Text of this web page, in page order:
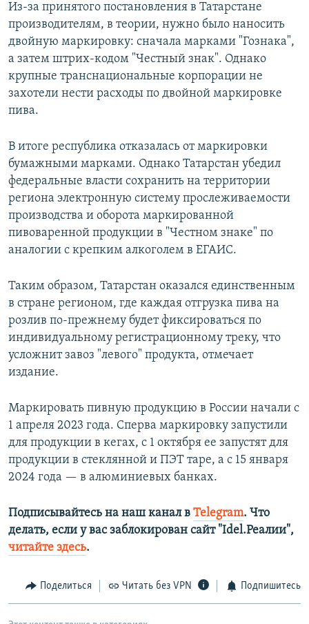
Из-за принятого постановления в Татарстане
производителям, в теории, нужно было наносить
двойную маркировку: сначала марками "Гознака",
а затем штрих-кодом "Честный знак". Однако
крупные транснациональные корпорации не
захотели нести расходы по двойной маркировке
пива.
В итоге республика отказалась от маркировки
бумажными марками. Однако Татарстан убедил
федеральные власти сохранить на территории
региона электронную систему прослеживаемости
производства и оборота маркированной
пивоваренной продукции в "Честном знаке" по
аналогии с крепким алкоголем в ЕГАИС.
Таким образом, Татарстан оказался единственным
в стране регионом, где каждая отгрузка пива на
розлив по-прежнему будет фиксироваться по
индивидуальному регистрационному треку, что
усложнит завоз "левого" продукта, отмечает
издание.
Маркировать пивную продукцию в России начали с
1 апреля 2023 года. Сперва маркировку запустили
для продукции в кегах, с 1 октября ее запустят для
продукции в стеклянной и ПЭТ таре, а с 15 января
2024 года — в алюминиевых банках.
Подписывайтесь на наш канал в Telegram. Что
делать, если у вас заблокирован сайт "Idel.Реалии",
читайте здесь.
Поделиться Читать без VPN Подпишитесь